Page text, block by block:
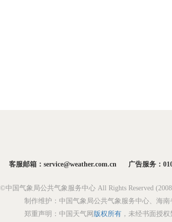
客服邮箱：service@weather.com.cn 广告服务：
中国气象局公共气象服务中心 All Rights Reserved
制作维护：中国气象局公共气象服务中心、海南
郑重声明：中国天气网 版权所有 ，未经书面授